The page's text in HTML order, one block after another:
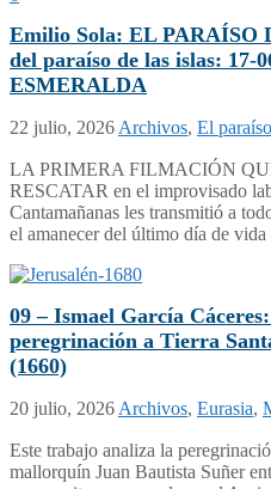
Emilio Sola: EL PARAÍSO
del paraíso de las islas:
ESMERALDA
22 julio, 2026 Archivos, El
LA PRIMERA FILMACIÓN
RESCATAR en el improvisado
Cantamañanas les transmitió a
el amanecer del último día de
09 – Ismael García
peregrinación a Tierra
(1660)
20 julio, 2026 Archivos, Eurasia,
Este trabajo analiza la
mallorquín Juan Bautista Suñer